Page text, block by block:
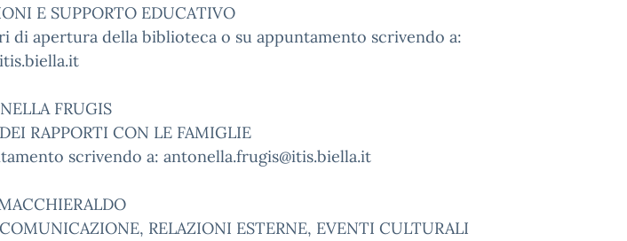
E SUPPORTO EDUCATIVO
di apertura della biblioteca o su appuntamento scrivendo a:
FRUGIS
RAPPORTI CON LE FAMIGLIE
scrivendo a: antonella.frugis@itis.biella.it
RELAZIONI ESTERNE, EVENTI CULTURALI